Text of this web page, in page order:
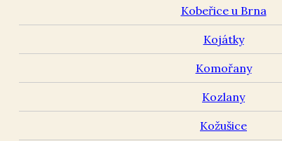
Kobeřice u Brna
Kojátky
Komořany
Kozlany
Kožušice